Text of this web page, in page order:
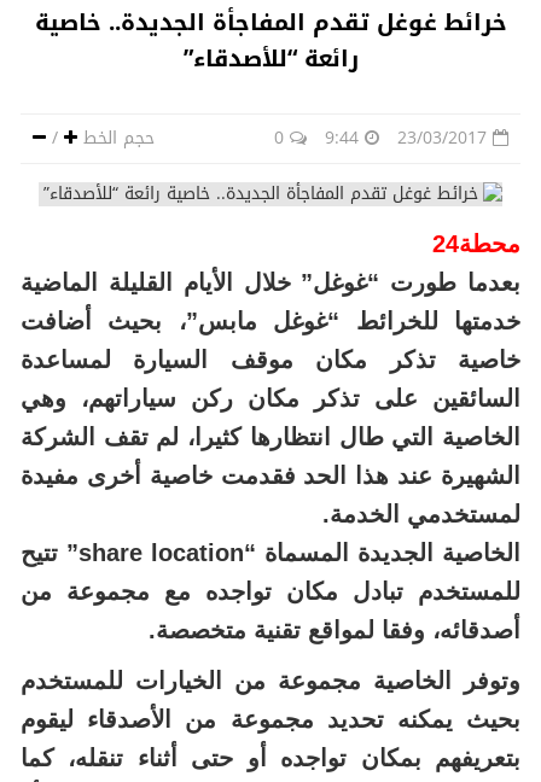
خرائط غوغل تقدم المفاجأة الجديدة.. خاصية
رائعة “للأصدقاء”
حجم الخط / 23/03/2017
9:44
0
محطة24
بعدما طورت “غوغل” خلال الأيام القليلة الماضية
خدمتها للخرائط “غوغل مابس”، بحيث أضافت
خاصية تذكر مكان موقف السيارة لمساعدة
السائقين على تذكر مكان ركن سياراتهم، وهي
الخاصية التي طال انتظارها كثيرا، لم تقف الشركة
الشهيرة عند هذا الحد فقدمت خاصية أخرى مفيدة
لمستخدمي الخدمة.
الخاصية الجديدة المسماة “share location” تتيح
للمستخدم تبادل مكان تواجده مع مجموعة من
أصدقائه، وفقا لمواقع تقنية متخصصة.
وتوفر الخاصية مجموعة من الخيارات للمستخدم
بحيث يمكنه تحديد مجموعة من الأصدقاء ليقوم
بتعريفهم بمكان تواجده أو حتى أثناء تنقله، كما